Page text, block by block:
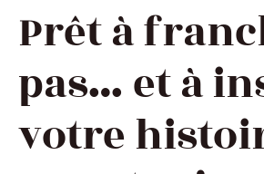
Prêt à
pas… et à
votre